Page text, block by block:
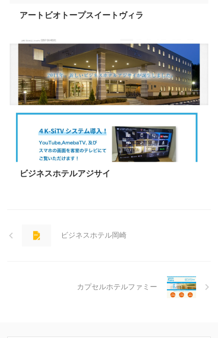
アートビオトープスイートヴィラ
ビジネスホテルアジサイ
ビジネスホテル岡崎
カプセルホテルファミー